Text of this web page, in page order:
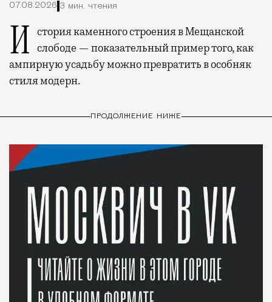
07.08.2026 3 мин. чтения
История каменного строения в Мещанской слободе — показательный пример того, как
ампирную усадьбу можно превратить в особняк
стиля модерн.
ПРОДОЛЖЕНИЕ НИЖЕ